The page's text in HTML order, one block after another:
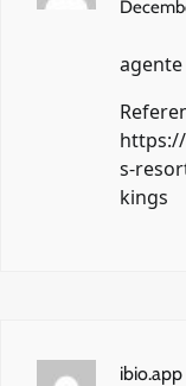
s-
kings
ibio.app